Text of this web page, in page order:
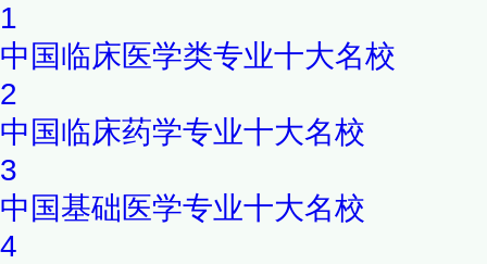
1
中国临床医学类专业十大名校
2
中国临床药学专业十大名校
3
中国基础医学专业十大名校
4